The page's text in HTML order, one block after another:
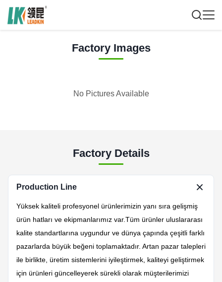
Factory Images
No Pictures Available
Factory Details
Production Line
Yüksek kaliteli profesyonel ürünlerimizin yanı sıra gelişmiş
ürün hatları ve ekipmanlarımız var.Tüm ürünler uluslararası
kalite standartlarına uygundur ve dünya çapında çeşitli farklı
pazarlarda büyük beğeni toplamaktadır. Artan pazar talepleri
ile birlikte, üretim sistemlerini iyileştirmek, kaliteyi geliştirmek
için ürünleri güncelleyerek sürekli olarak müşterilerimizi